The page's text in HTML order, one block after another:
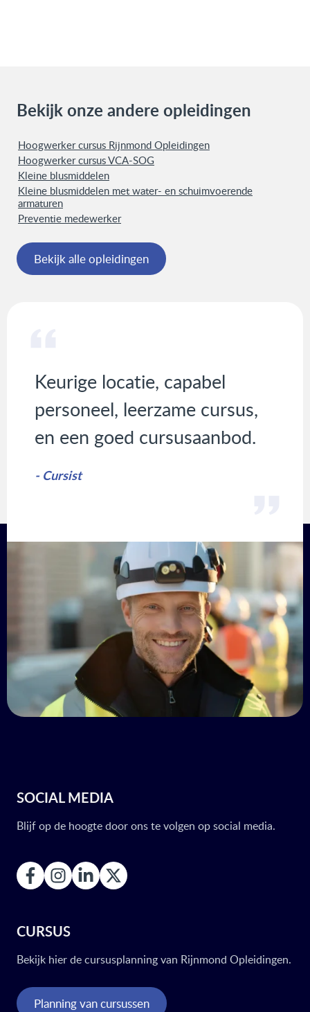
Bekijk onze andere opleidingen
Hoogwerker cursus Rijnmond Opleidingen
Hoogwerker cursus VCA-SOG
Kleine blusmiddelen
Kleine blusmiddelen met water- en schuimvoerende
armaturen
Preventie medewerker
Bekijk alle opleidingen
Keurige locatie, capabel
personeel, leerzame cursus,
en een goed cursusaanbod.
- Cursist
SOCIAL MEDIA
Blijf op de hoogte door ons te volgen op social media.
CURSUS
Bekijk hier de cursusplanning van Rijnmond Opleidingen.
Planning van cursussen